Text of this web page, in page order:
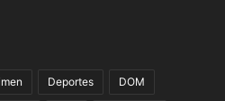
Deportes DOM